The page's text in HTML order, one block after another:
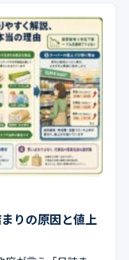
りの原因と値上